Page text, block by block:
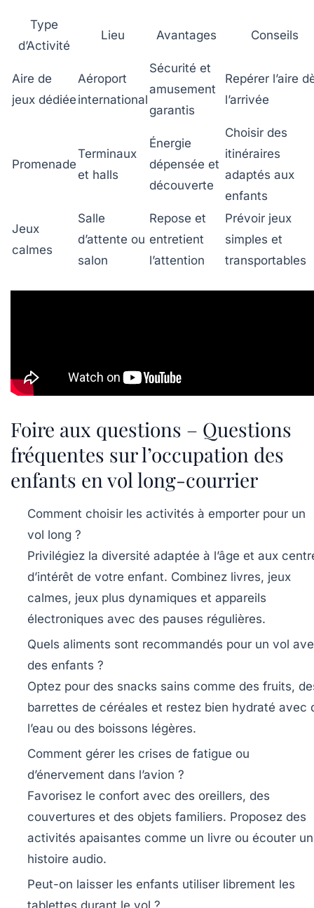
Type
d’Activité
Lieu Avantages Conseils
Aire de
jeux dédiée
Aéroport
international
Sécurité et
amusement
garantis
Repérer l’aire
l’arrivée
Promenade
Terminaux
et halls
Énergie
dépensée et
découverte
Choisir des
itinéraires
adaptés aux
enfants
Jeux
calmes
Salle
d’attente ou
salon
Repose et
entretient
l’attention
Prévoir jeux
simples et
transportables
Foire aux questions – Questions
fréquentes sur l’occupation des
enfants en vol long-courrier
Comment choisir les activités à emporter pour un
vol long ?
Privilégiez la diversité adaptée à l’âge et aux
d’intérêt de votre enfant. Combinez livres, jeux
calmes, jeux plus dynamiques et appareils
électroniques avec des pauses régulières.
Quels aliments sont recommandés pour un vol
des enfants ?
Optez pour des snacks sains comme des fruits,
barrettes de céréales et restez bien hydraté avec
l’eau ou des boissons légères.
Comment gérer les crises de fatigue ou
d’énervement dans l’avion ?
Favorisez le confort avec des oreillers, des
couvertures et des objets familiers. Proposez des
activités apaisantes comme un livre ou écouter
histoire audio.
Peut-on laisser les enfants utiliser librement les
tablettes durant le vol ?